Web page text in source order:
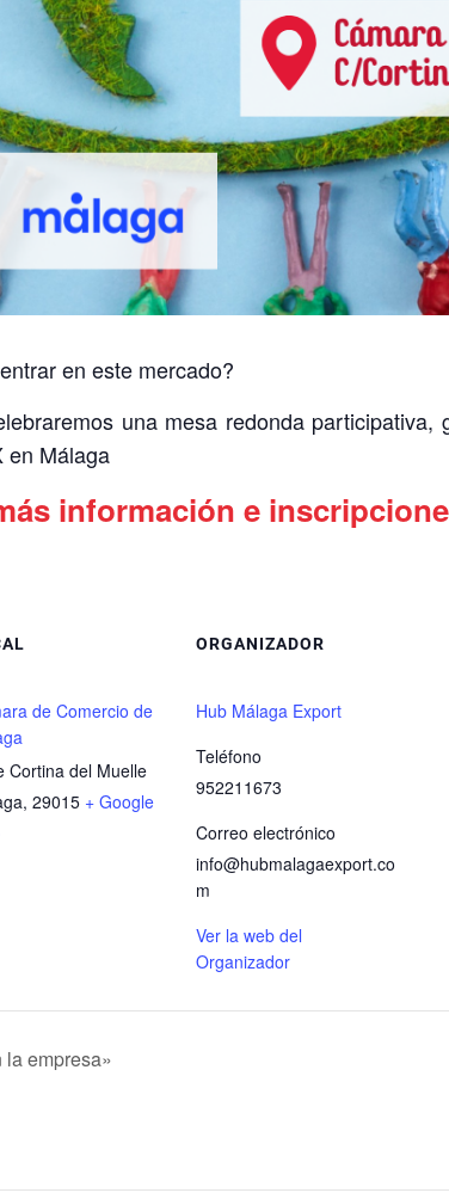
en este mercado?
una mesa redonda participativa,
en Málaga
información e
de Comercio de
Cortina del Muelle
, 29015 + Google
ORGANIZADOR
Hub Málaga Export
Teléfono
952211673
Correo electrónico
info@hubmalagaexport.co
m
Ver la web del
Organizador
empresa»